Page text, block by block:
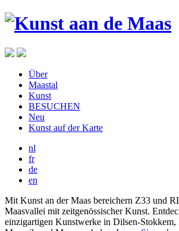
Über
Maastal
Kunst
BESUCHEN
Neu
Kunst auf der Karte
nl
fr
de
en
Mit Kunst an der Maas bereichern Z33 und
Maasvallei mit zeitgenössischer Kunst.
einzigartigen Kunstwerke in Dilsen-